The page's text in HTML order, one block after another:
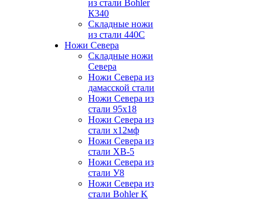
из стали Bohler
К340
Складные ножи
из стали 440С
Ножи Севера
Складные ножи
Севера
Ножи Севера из
дамасской стали
Ножи Севера из
стали 95х18
Ножи Севера из
стали х12мф
Ножи Севера из
стали ХВ-5
Ножи Севера из
стали У8
Ножи Севера из
стали Bohler K